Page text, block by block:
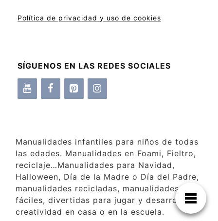
Política de privacidad y uso de cookies
SÍGUENOS EN LAS REDES SOCIALES
Manualidades infantiles para niños de todas
las edades. Manualidades en Foami, Fieltro,
reciclaje…Manualidades para Navidad,
Halloween, Día de la Madre o Día del Padre,
manualidades recicladas, manualidades
fáciles, divertidas para jugar y desarrollar la
creatividad en casa o en la escuela.